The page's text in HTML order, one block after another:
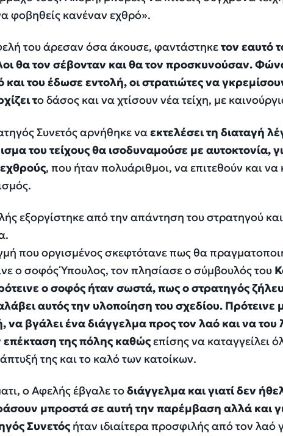
φοβηθείς κανέναν εχθρό».
του άρεσαν όσα άκουσε, φαντάστηκετον εαυτό
θα τον σέβονταν και θα τον προσκυνούσαν.
και του έδωσε εντολή, οι στρατιώτες να
το δάσος και να χτίσουν νέα τείχη, με
Συνετός αρνήθηκε ναεκτελέσει τη διαταγή
του τείχους θα ισοδυναμούσε με αυτοκτονία,
, που ήταν πολυάριθμοι, να επιτεθούν και
εξοργίστηκε από την απάντηση του στρατηγού
που οργισμένος σκεφτότανε πως θα
ο σοφός Ύπουλος, τον πλησίασε ο σύμβουλός του
ο σοφός ήταν σωστά, πως ο στρατηγός
αυτός την υλοποίηση του σχεδίου. Πρότεινε
να βγάλει ένα διάγγελμα προς τον λαό και να του
επέκταση της πόλης καθώςεπίσης να καταγγείλει
της και το καλό των κατοίκων.
ο Αφελής έβγαλε τοδιάγγελμα και γιατί δεν
μπροστά σε αυτή την παρέμβαση αλλά και
Συνετός ήταν ιδιαίτερα προσφιλής από τον λαό